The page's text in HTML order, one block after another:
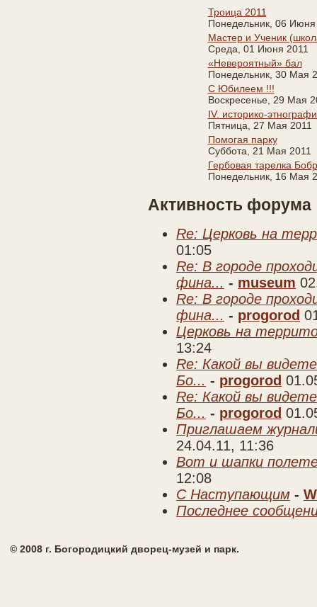
Троица 2011
Понедельник, 06 Июня
Мастер и Ученик
Среда, 01 Июня 2011
«Невероятный» бал
Понедельник, 30 Мая
С Юбилеем !!!
Воскресенье, 29 Мая
IV. историко-
Пятница, 27 Мая 2011
Помогая парку
Суббота, 21 Мая 2011
Гербовая тарелка
Понедельник, 16 Мая
Активность форума
Re: Церковь на
01:05
Re: В городе
фина... - museum
Re: В городе
фина... - progorod
Церковь на
13:24
Re: Какой вы
Бо... - progorod
Re: Какой вы
Бо... - progorod
Приглашаем
24.04.11, 11:36
Вот и шапки
12:08
C Наступающим -
Последнее
© 2008 г. Богородицкий дворец-музей и парк.